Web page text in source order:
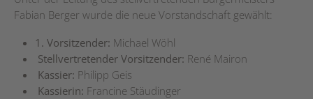
Fabian Berger wurde die neue Vorstandschaft gewählt:
1. Vorsitzender: Michael Wöhl
Stellvertretender Vorsitzender: René Mairon
Kassier: Philipp Geis
Kassierin: Francine Stäudinger